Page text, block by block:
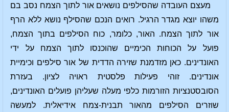
מעצם העובדה שהסילפים נושאים אור לתוך הצמח נסב בם
משהו יוצא מגדר הרגיל. רואים הנכם שהסילף נושא ללא הרף
אור לתוך הצמח. האור, כלומר, כוח הסילפים בתוך הצמח,
פועל על הכוחות הכימיים שהוכנסו לתוך הצמח על ידי
האונדינים. כאן מזדמנת שזירה הדדית של אור סילפים וכימיית
אונדינים. זוהי פעילות פלסטית ראויה לציון. בעזרת
הסובסטנציות הזורמות כלפי מעלה שעליהן פועלים האונדינים,
שוזרים הסילפים מהאור תבנית-צמח אידיאלית. למעשה